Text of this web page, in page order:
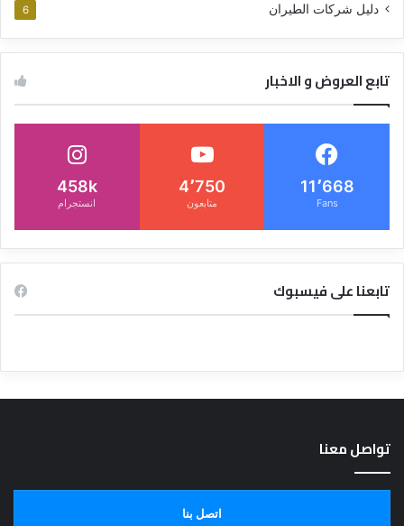
دليل شركات الطيران 6
تابع العروض و الاخبار
11٬668
Fans
4٬750
متابعون
458k
انستجرام
تابعنا على فيسبوك
تواصل معنا
اتصل بنا